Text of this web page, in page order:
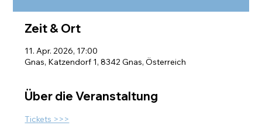
Zeit & Ort
11. Apr. 2026, 17:00
Gnas, Katzendorf 1, 8342 Gnas, Österreich
Über die Veranstaltung
Tickets >>>